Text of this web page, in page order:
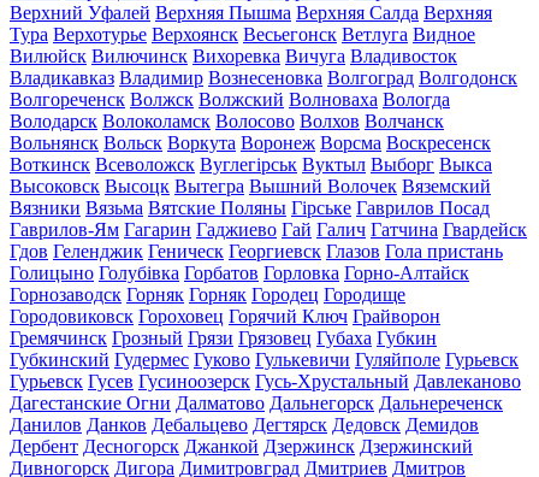
Верхний Уфалей Верхняя Пышма Верхняя Салда Верхняя
Тура Верхотурье Верхоянск Весьегонск Ветлуга Видное
Вилюйск Вилючинск Вихоревка Вичуга Владивосток
Владикавказ Владимир Вознесеновка Волгоград Волгодонск
Волгореченск Волжск Волжский Волноваха Вологда
Володарск Волоколамск Волосово Волхов Волчанск
Вольнянск Вольск Воркута Воронеж Ворсма Воскресенск
Воткинск Всеволожск Вуглегірськ Вуктыл Выборг Выкса
Высоковск Высоцк Вытегра Вышний Волочек Вяземский
Вязники Вязьма Вятские Поляны Гірське Гаврилов Посад
Гаврилов-Ям Гагарин Гаджиево Гай Галич Гатчина Гвардейск
Гдов Геленджик Геническ Георгиевск Глазов Гола пристань
Голицыно Голубівка Горбатов Горловка Горно-Алтайск
Горнозаводск Горняк Горняк Городец Городище
Городовиковск Гороховец Горячий Ключ Грайворон
Гремячинск Грозный Грязи Грязовец Губаха Губкин
Губкинский Гудермес Гуково Гулькевичи Гуляйполе Гурьевск
Гурьевск Гусев Гусиноозерск Гусь-Хрустальный Давлеканово
Дагестанские Огни Далматово Дальнегорск Дальнереченск
Данилов Данков Дебальцево Дегтярск Дедовск Демидов
Дербент Десногорск Джанкой Дзержинск Дзержинский
Дивногорск Дигора Димитровград Дмитриев Дмитров